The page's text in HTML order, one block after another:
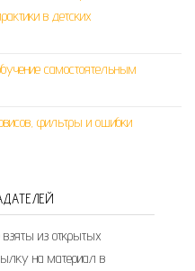
в детских
самостоятельным
фильтры и ошибки
из открытых
на материал в